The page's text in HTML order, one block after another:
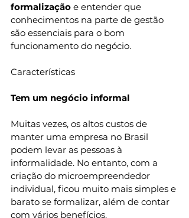
formalização e entender que
conhecimentos na parte de gestão
são essenciais para o bom
funcionamento do negócio.
Características
Tem um negócio informal
Muitas vezes, os altos custos de
manter uma empresa no Brasil
podem levar as pessoas à
informalidade. No entanto, com a
criação do microempreendedor
individual, ficou muito mais simples e
barato se formalizar, além de contar
com vários benefícios.